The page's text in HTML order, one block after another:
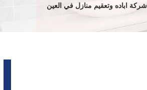
شركة اباده وتعقيم منازل في العين